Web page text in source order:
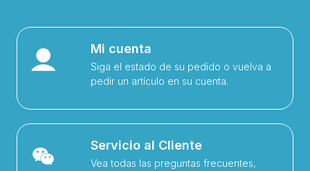
Mi cuenta
Siga el estado de su pedido o vuelva a
pedir un artículo en su cuenta.
Servicio al Cliente
Vea todas las preguntas frecuentes,